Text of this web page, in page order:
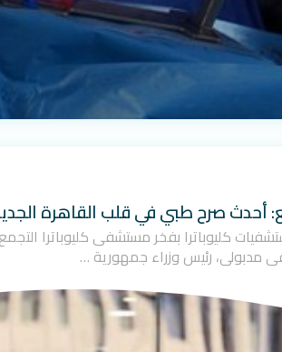
أحدث صرح طبي في قلب القاهرة
مجموعة مستشفيات كليوباترا بفخر مستشفى
مدبولي، رئيس وزراء جمهورية …